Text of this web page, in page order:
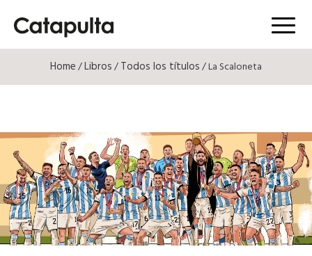
Menú
Home/Libros/Todos los títulos/ La Scaloneta